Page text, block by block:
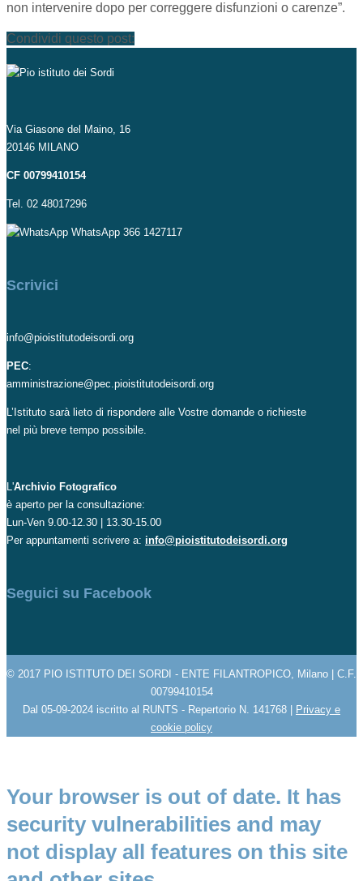
non intervenire dopo per correggere disfunzioni o carenze”.
Condividi questo post:
Via Giasone del Maino, 16
20146 MILANO
CF 00799410154
Tel. 02 48017296
WhatsApp 366 1427117
Scrivici
info@pioistitutodeisordi.org
PEC:
amministrazione@pec.pioistitutodeisordi.org
L’Istituto sarà lieto di rispondere alle Vostre domande o richieste
nel più breve tempo possibile.
L'Archivio Fotografico
è aperto per la consultazione:
Lun-Ven 9.00-12.30 | 13.30-15.00
Per appuntamenti scrivere a: info@pioistitutodeisordi.org
Seguici su Facebook
© 2017 PIO ISTITUTO DEI SORDI - ENTE FILANTROPICO, Milano | C.F.
00799410154
Dal 05-09-2024 iscritto al RUNTS - Repertorio N. 141768 |
Privacy e
cookie policy
Your browser is out of date. It has
security vulnerabilities and may
not display all features on this site